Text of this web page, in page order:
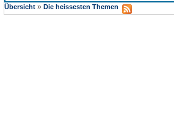
Übersicht » Die heissesten Themen